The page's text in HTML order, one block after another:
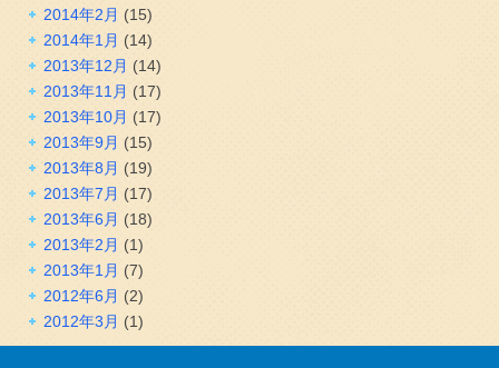
2014年2月 (15)
2014年1月 (14)
2013年12月 (14)
2013年11月 (17)
2013年10月 (17)
2013年9月 (15)
2013年8月 (19)
2013年7月 (17)
2013年6月 (18)
2013年2月 (1)
2013年1月 (7)
2012年6月 (2)
2012年3月 (1)